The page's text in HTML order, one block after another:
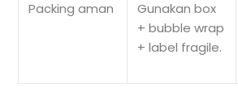
Packing aman
Gunakan box
+ bubble wrap
+ label fragile.